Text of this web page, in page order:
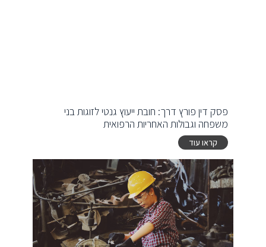
פסק דין פורץ דרך: חובת ייעוץ גנטי לזוגות בני
משפחה וגבולות האחריות הרפואית
קראו עוד